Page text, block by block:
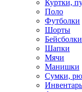
Куртки,
Поло
Футболки
Шорты
Бейсболки
Шапки
Мячи
Манишки
Сумки,
Инвентарь